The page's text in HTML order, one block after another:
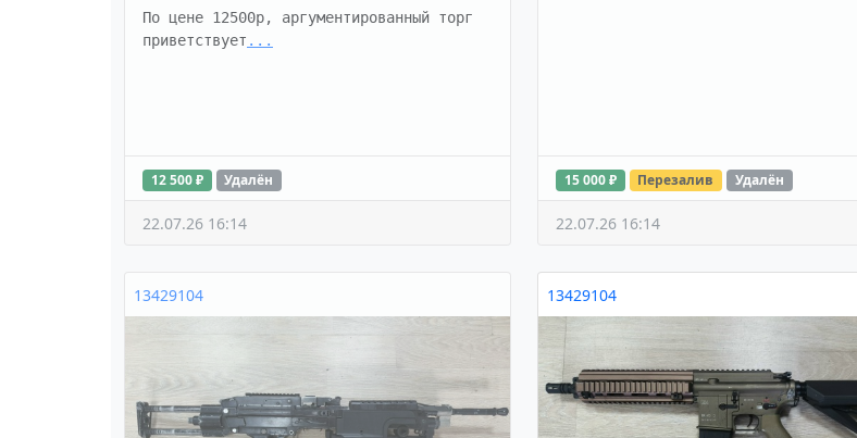
По цене 12500р, аргументированный торг
приветствует ...
12 500 ₽ Удалён
22.07.26 16:14
15 000 ₽ Перезалив Удалён
22.07.26 16:14
13429104 13429104